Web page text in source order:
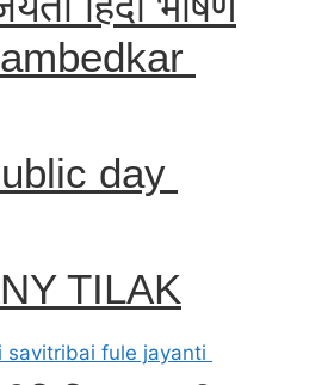
day
TILAK